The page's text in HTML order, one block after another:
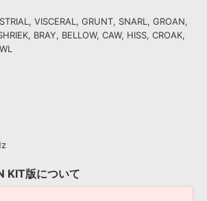
VISCERAL, GRUNT, SNARL, GROAN,
BRAY, BELLOW, CAW, HISS, CROAK,
KIT版について